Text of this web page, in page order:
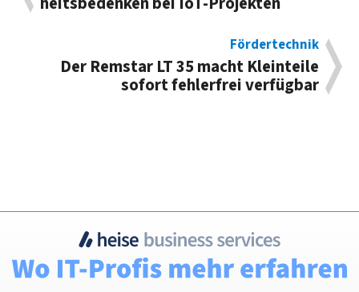
Fördertechnik
Der Remstar LT 35 macht Klein­teile
sofort fehler­frei verfügbar